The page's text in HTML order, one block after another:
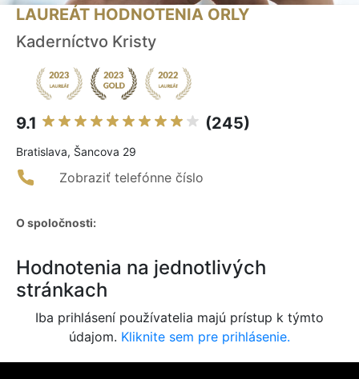
LAUREÁT HODNOTENIA ORLY
Kaderníctvo Kristy
9.1 (245)
Bratislava, Šancova 29
Zobraziť telefónne číslo
O spoločnosti:
Hodnotenia na jednotlivých
stránkach
Iba prihlásení používatelia majú prístup k týmto
údajom. Kliknite sem pre prihlásenie.